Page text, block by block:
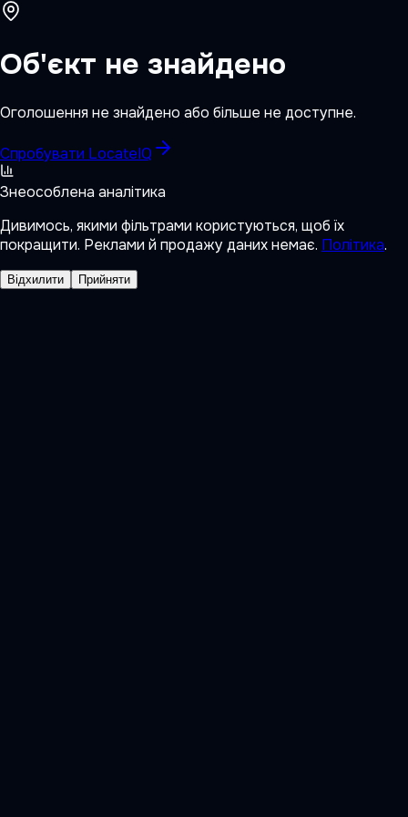
Об'єкт не знайдено
Оголошення не знайдено або більше не доступне.
Спробувати LocateIQ
Знеособлена аналітика
Дивимось, якими фільтрами користуються, щоб їх
покращити. Реклами й продажу даних немає. Політика.
Відхилити Прийняти